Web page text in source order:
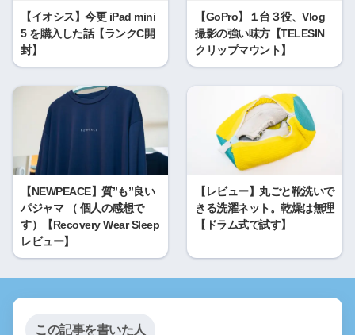
【イオシス】今更 iPad mini
5 を購入した話【ランクC開
封】
【GoPro】１台３役、Vlog
撮影の強い味方【TELESIN
クリップマウント】
【NEWPEACE】質”も”良い
パジャマ （ 個人の感想で
す）【Recovery Wear Sleep
レビュー】
【レビュー】丸ごと靴洗いで
きる洗濯ネット。乾燥は無理
【ドラム式で試す】
この記事を書いた人